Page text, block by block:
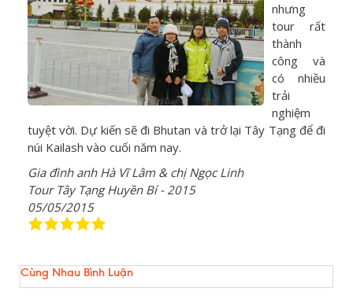
nhưng
tour rất
thành
công và
có nhiều
trải
nghiệm
tuyệt vời. Dự kiến sẽ đi Bhutan và trở lại Tây Tạng để đi
núi Kailash vào cuối năm nay.
Gia đình anh Hà Vĩ Lâm & chị Ngọc Linh
Tour Tây Tạng Huyền Bí - 2015
05/05/2015
Cùng Nhau Bình Luận